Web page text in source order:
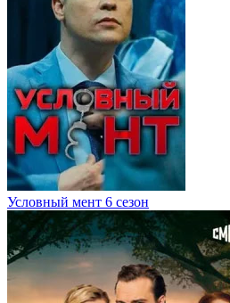
Условный мент 6 сезон